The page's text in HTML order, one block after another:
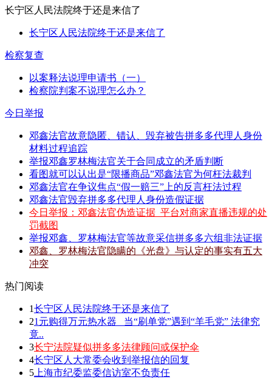
长宁区人民法院终于还是来信了
长宁区人民法院终于还是来信了
检察复查
以案释法说理申请书（一）
检察院判案不说理怎么办？
今日举报
邓鑫法官故意隐匿、错认、毁弃被告拼多多代理人身份
材料过程追踪
举报邓鑫罗林梅法官关于合同成立的矛盾判断
看图就可以认出是“限播商品”邓鑫法官为何枉法裁判
邓鑫法官在争议焦点“假一赔三”上的反言枉法过程
邓鑫法官毁弃拼多多代理人身份造假证据
今日举报：邓鑫法官伪造证据_平台对商家直播违规的处
罚截图
举报邓鑫、罗林梅法官等故意采信拼多多六组非法证据
邓鑫、罗林梅法官隐瞒的《光盘》与认定的事实有五大
冲突
热门阅读
1长宁区人民法院终于还是来信了
21元购得万元热水器 _当“刷单党”遇到“羊毛党” 法律究
竟..
3长宁法院疑似拼多多法律顾问或保护伞
4长宁区人大常委会收到举报信的回复
5 上海市纪委监委信访室不负责任